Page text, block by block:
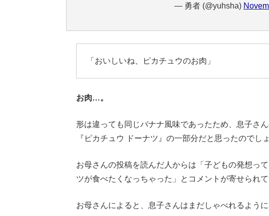
— 勇者 (@yuhsha)
「おいしいね、ピカチュウのお肉」
お肉…。
形は違っても同じバナナ風味であったため、息子さ
『ピカチュウ ドーナツ』の一部分だと思ったのでしょ
お母さんの投稿を読んだ人からは「子どもの発想っ
ツが食べたくなっちゃった」とコメントが寄せられて
お母さんによると、息子さんはまだしゃべれるよう